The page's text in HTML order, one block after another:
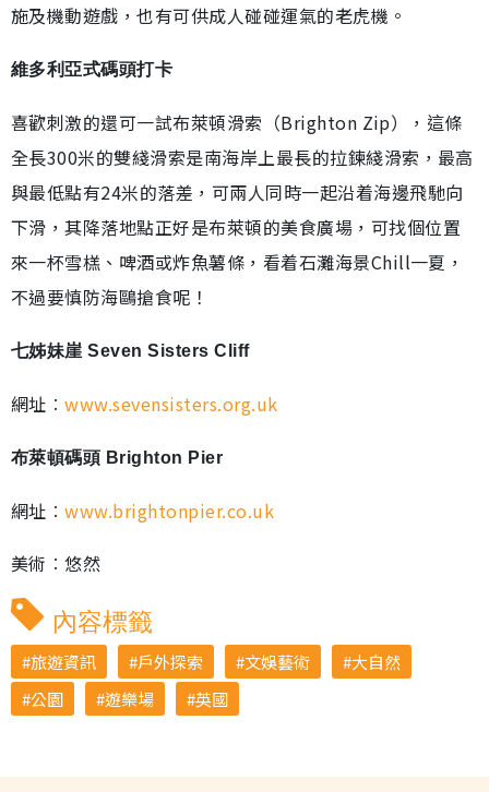
施及機動遊戲，也有可供成人碰碰運氣的老虎機。
維多利亞式碼頭打卡
喜歡刺激的還可一試布萊頓滑索（Brighton Zip），這條
全長300米的雙綫滑索是南海岸上最長的拉鍊綫滑索，最高
與最低點有24米的落差，可兩人同時一起沿着海邊飛馳向
下滑，其降落地點正好是布萊頓的美食廣場，可找個位置
來一杯雪榚、啤酒或炸魚薯條，看着石灘海景Chill一夏，
不過要慎防海鷗搶食呢！
七姊妹崖 Seven Sisters Cliff
網址︰www.sevensisters.org.uk
布萊頓碼頭 Brighton Pier
網址︰www.brightonpier.co.uk
美術︰悠然
內容標籤
旅遊資訊 戶外探索 文娛藝術
大自然
公園
遊樂場 英國